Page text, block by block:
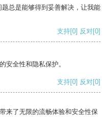
总是能够得到妥善解决，让我能
支持[0] 反对[0]
安全性和隐私保护。
支持[0] 反对[0]
来了无限的流畅体验和安全性保